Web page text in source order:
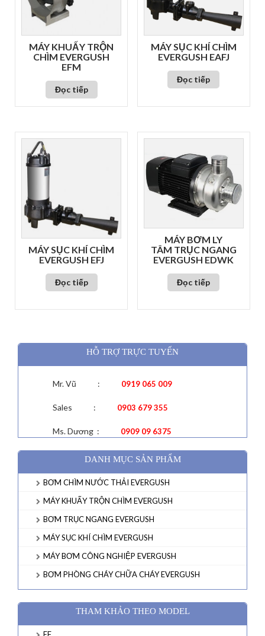
MÁY KHUẤY TRỘN
CHÌM EVERGUSH
EFM
Đọc tiếp
MÁY SỤC KHÍ CHÌM
EVERGUSH EAFJ
Đọc tiếp
MÁY SỤC KHÍ CHÌM
EVERGUSH EFJ
Đọc tiếp
MÁY BƠM LY
TÂM TRỤC NGANG
EVERGUSH EDWK
Đọc tiếp
HỖ TRỢ TRỰC TUYẾN
Mr. Vũ : 0919 065 009
Sales : 0903 679 355
Ms. Dương : 0909 09 6375
DANH MỤC SẢN PHẨM
BƠM CHÌM NƯỚC THẢI EVERGUSH
MÁY KHUẤY TRỘN CHÌM EVERGUSH
BƠM TRỤC NGANG EVERGUSH
MÁY SỤC KHÍ CHÌM EVERGUSH
MÁY BƠM CÔNG NGHIỆP EVERGUSH
BƠM PHÒNG CHÁY CHỮA CHÁY EVERGUSH
THAM KHẢO THEO MODEL